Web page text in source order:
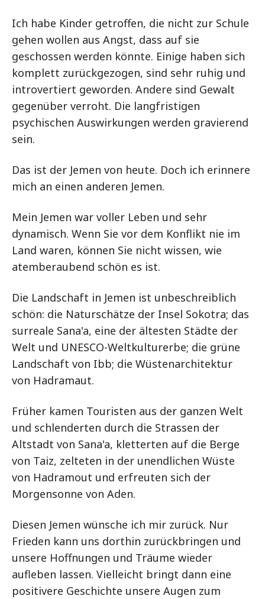
Ich habe Kinder getroffen, die nicht zur Schule
gehen wollen aus Angst, dass auf sie
geschossen werden könnte. Einige haben sich
komplett zurückgezogen, sind sehr ruhig und
introvertiert geworden. Andere sind Gewalt
gegenüber verroht. Die langfristigen
psychischen Auswirkungen werden gravierend
sein.
Das ist der Jemen von heute. Doch ich erinnere
mich an einen anderen Jemen.
Mein Jemen war voller Leben und sehr
dynamisch. Wenn Sie vor dem Konflikt nie im
Land waren, können Sie nicht wissen, wie
atemberaubend schön es ist.
Die Landschaft in Jemen ist unbeschreiblich
schön: die Naturschätze der Insel Sokotra; das
surreale Sana'a, eine der ältesten Städte der
Welt und UNESCO-Weltkulturerbe; die grüne
Landschaft von Ibb; die Wüstenarchitektur
von Hadramaut.
Früher kamen Touristen aus der ganzen Welt
und schlenderten durch die Strassen der
Altstadt von Sana'a, kletterten auf die Berge
von Taiz, zelteten in der unendlichen Wüste
von Hadramout und erfreuten sich der
Morgensonne von Aden.
Diesen Jemen wünsche ich mir zurück. Nur
Frieden kann uns dorthin zurückbringen und
unsere Hoffnungen und Träume wieder
aufleben lassen. Vielleicht bringt dann eine
positivere Geschichte unsere Augen zum